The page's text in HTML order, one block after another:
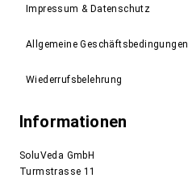
Impressum & Datenschutz
Allgemeine Geschäftsbedingungen
Wiederrufsbelehrung
Informationen
SoluVeda GmbH
Turmstrasse 11